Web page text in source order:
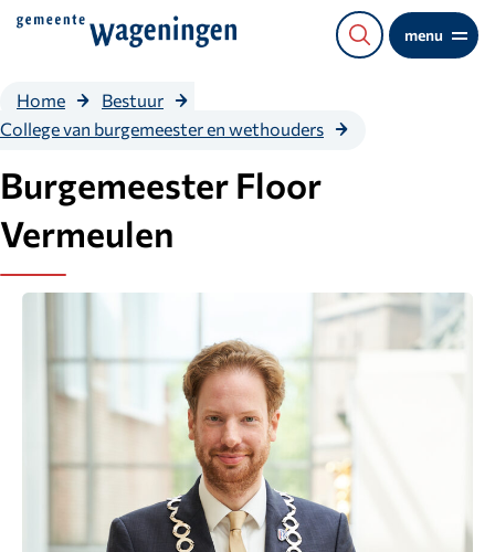
Direct
content
menu
Home
Bestuur
College van burgemeester en wethouders
Burgemeester Floor
Vermeulen